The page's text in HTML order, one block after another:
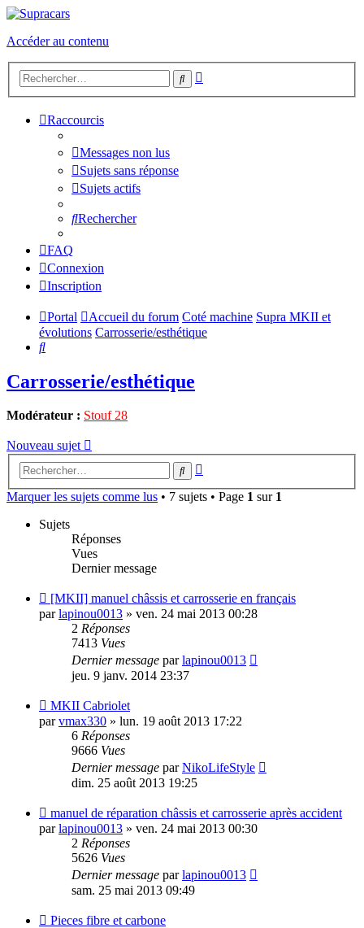
Accéder au contenu
Rechercher
Raccourcis
Messages non lus
Sujets sans réponse
Sujets actifs
Rechercher
FAQ
Connexion
Inscription
Portal Accueil du forum Coté machine Supra MKII et
évolutions Carrosserie/esthétique
Rechercher
Carrosserie/esthétique
Modérateur : Stouf 28
Nouveau sujet
Rechercher
Marquer les sujets comme lus • 7 sujets • Page 1 sur 1
Sujets
Réponses
Vues
Dernier message
[MKII] manuel châssis et carrosserie en français
parlapinou0013 » ven. 24 mai 2013 00:28
2 Réponses
7413 Vues
Dernier message parlapinou0013
jeu. 9 janv. 2014 23:37
MKII Cabriolet
parvmax330 » lun. 19 août 2013 17:22
6 Réponses
9666 Vues
Dernier message parNikoLifeStyle
dim. 25 août 2013 19:25
manuel de réparation châssis et carrosserie après accident
parlapinou0013 » ven. 24 mai 2013 00:30
2 Réponses
5626 Vues
Dernier message parlapinou0013
sam. 25 mai 2013 09:49
Pieces fibre et carbone